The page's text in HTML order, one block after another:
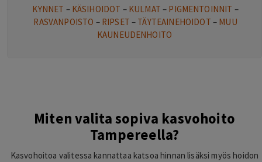
KYNNET – KÄSIHOIDOT – KULMAT – PIGMENTOINNIT –
RASVANPOISTO – RIPSET – TÄYTEAINEHOIDOT – MUU
KAUNEUDENHOITO
Miten valita sopiva kasvohoito
Tampereella?
Kasvohoitoa valitessa kannattaa katsoa hinnan lisäksi myös hoidon